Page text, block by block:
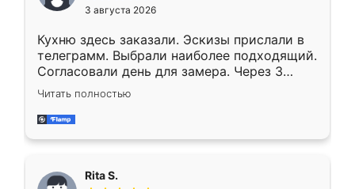
3 августа 2026
Кухню здесь заказали. Эскизы прислали в
телеграмм. Выбрали наиболее подходящий.
Согласовали день для замера. Через 3
недели кухня была уже готова. Остались
довольны работой. Спасибо Ренессанс
мебель за качественную работу!
Читать полностью
Rita S.